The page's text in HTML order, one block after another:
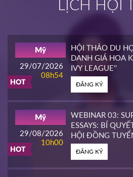
14h00
ĐĂNG KÝ
10h00
CALIFORNIA
ĐĂNG KÝ
PIERCE COLLEGE
LỊCH HỘI
HOT
29/07/2026
08h54
Mỹ
HỘI THẢO DU
DANH GIÁ HOA
IVY LEAGUE''
ĐĂNG KÝ
HOT
29/08/2026
10h00
Mỹ
WEBINAR 03:
ESSAYS: BÍ
HỘI ĐỒNG
ĐẦU MỸ
ĐĂNG KÝ